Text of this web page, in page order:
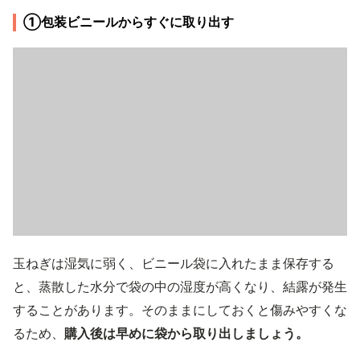
①包装ビニールからすぐに取り出す
玉ねぎは湿気に弱く、ビニール袋に入れたまま保存する
と、蒸散した水分で袋の中の湿度が高くなり、結露が発生
することがあります。そのままにしておくと傷みやすくな
るため、 購入後は早めに袋から取り出しましょう。